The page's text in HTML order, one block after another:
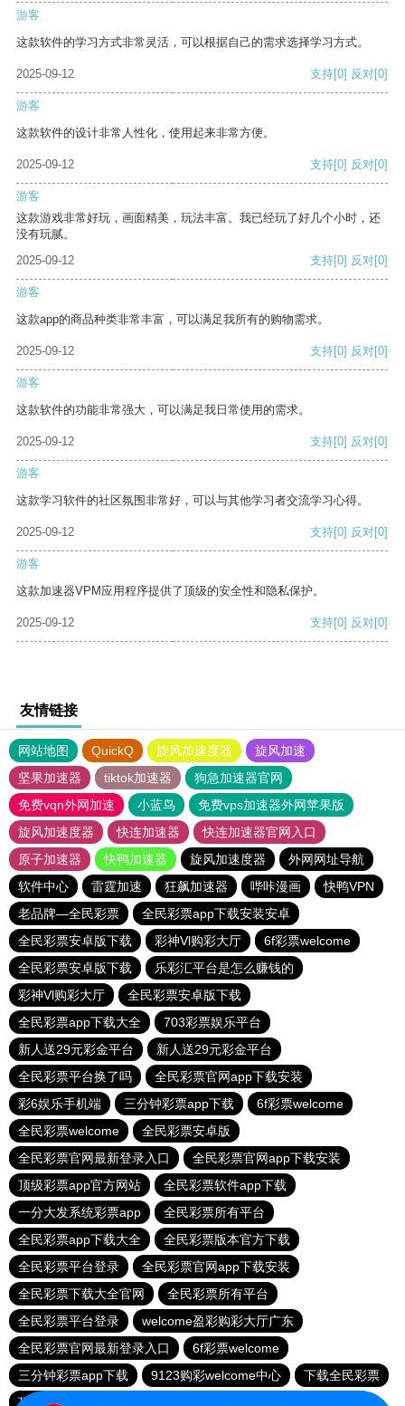
游客
这款软件的学习方式非常灵活，可以根据自己的需求选择学习方式。
2025-09-12 支持[0] 反对[0]
游客
这款软件的设计非常人性化，使用起来非常方便。
2025-09-12 支持[0] 反对[0]
游客
这款游戏非常好玩，画面精美，玩法丰富。我已经玩了好几个小时，还
没有玩腻。
2025-09-12
支持[0] 反对[0]
游客
这款app的商品种类非常丰富，可以满足我所有的购物需求。
2025-09-12 支持[0] 反对[0]
游客
这款软件的功能非常强大，可以满足我日常使用的需求。
2025-09-12 支持[0] 反对[0]
游客
这款学习软件的社区氛围非常好，可以与其他学习者交流学习心得。
2025-09-12 支持[0] 反对[0]
游客
这款加速器VPM应用程序提供了顶级的安全性和隐私保护。
2025-09-12 支持[0] 反对[0]
友情链接
网站地图 QuickQ 旋风加速度器
旋风加速
坚果加速器
tiktok加速器
狗急加速器官网
免费vqn外网加速
小蓝鸟
免费vps加速器外网苹果版
旋风加速度器
快连加速器
快连加速器官网入口
原子加速器
快鸭加速器 旋风加速度器
外网网址导航
软件中心
雷霆加速 狂飙加速器 哔咔漫画
快鸭VPN
老品牌—全民彩票
全民彩票app下载安装安卓
全民彩票安卓版下载
彩神Vl购彩大厅
6f彩票welcome
全民彩票安卓版下载
乐彩汇平台是怎么赚钱的
彩神Vl购彩大厅
全民彩票安卓版下载
全民彩票app下载大全
703彩票娱乐平台
新人送29元彩金平台
新人送29元彩金平台
全民彩票平台换了吗
全民彩票官网app下载安装
彩6娱乐手机端
三分钟彩票app下载
6f彩票welcome
全民彩票welcome
全民彩票安卓版
全民彩票官网最新登录入口
全民彩票官网app下载安装
顶级彩票app官方网站
全民彩票软件app下载
一分大发系统彩票app
全民彩票所有平台
全民彩票app下载大全
全民彩票版本官方下载
全民彩票平台登录
全民彩票官网app下载安装
全民彩票下载大全官网
全民彩票所有平台
全民彩票平台登录
welcome盈彩购彩大厅广东
全民彩票官网最新登录入口
6f彩票welcome
三分钟彩票app下载
9123购彩welcome中心
下载全民彩票
顶级彩票app官方网站